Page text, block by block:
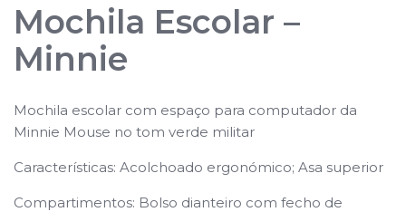
Mochila Escolar –
Minnie
Mochila escolar com espaço para computador da
Minnie Mouse no tom verde militar
Características: Acolchoado ergonómico; Asa superior
Compartimentos: Bolso dianteiro com fecho de